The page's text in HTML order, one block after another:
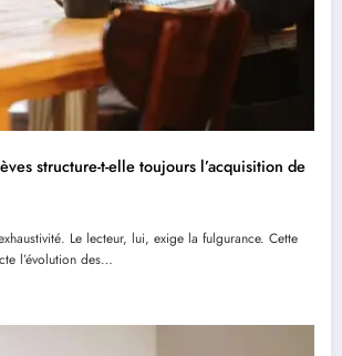
structure-t-elle toujours l’acquisition de
Le lecteur, lui, exige la fulgurance. Cette
l’évolution des…